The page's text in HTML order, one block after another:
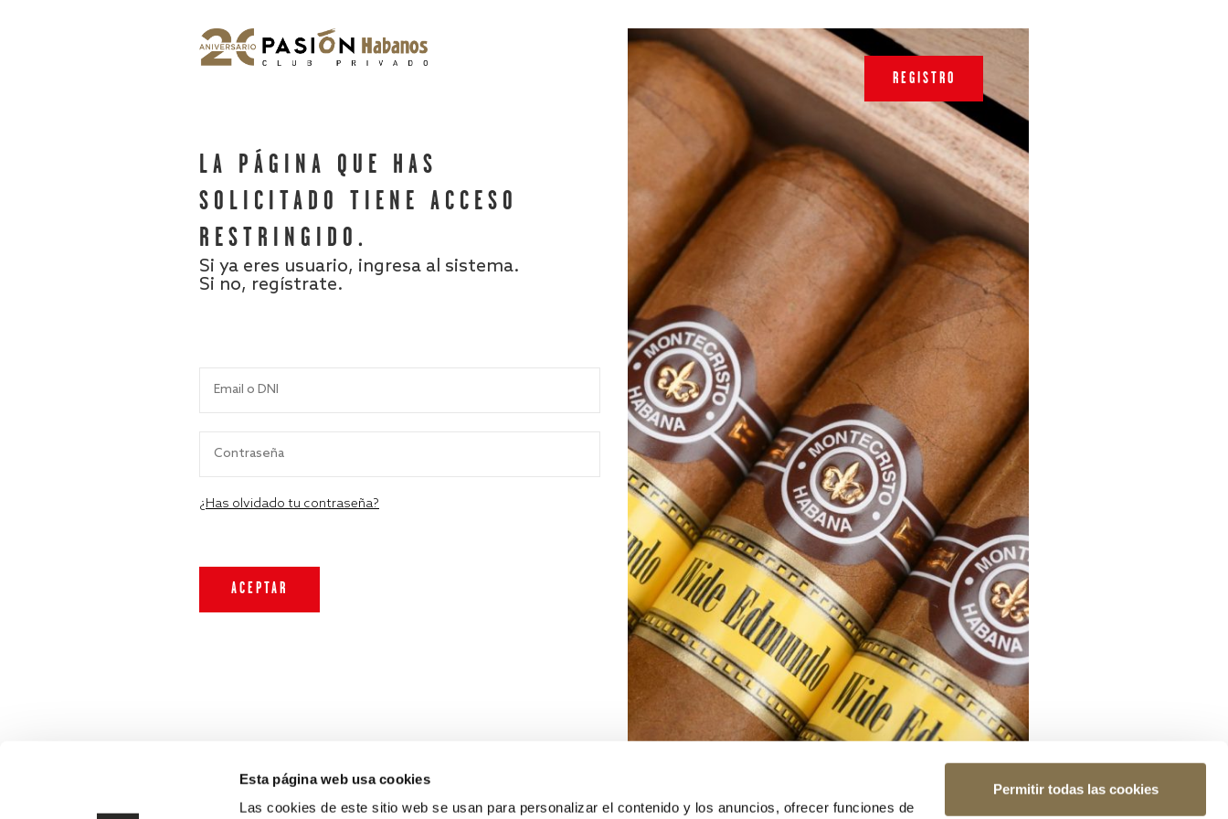
Esta página web usa cookies
Las cookies de este sitio web se usan para personalizar el contenido y los anuncios, ofrecer funciones de
Permitir todas las cookies
LA PÁGINA QUE HAS
SOLICITADO TIENE ACCESO
RESTRINGIDO.
Si ya eres usuario, ingresa al sistema.
Si no, regístrate.
¿Has olvidado tu contraseña?
REGISTRO